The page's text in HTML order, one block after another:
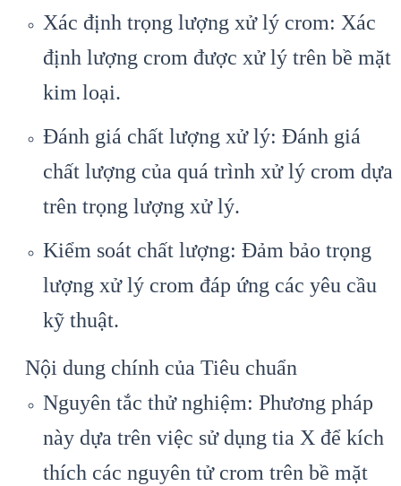
Xác định trọng lượng xử lý crom: Xác
định lượng crom được xử lý trên bề mặt
kim loại.
Đánh giá chất lượng xử lý: Đánh giá
chất lượng của quá trình xử lý crom dựa
trên trọng lượng xử lý.
Kiểm soát chất lượng: Đảm bảo trọng
lượng xử lý crom đáp ứng các yêu cầu
kỹ thuật.
Nội dung chính của Tiêu chuẩn
Nguyên tắc thử nghiệm: Phương pháp
này dựa trên việc sử dụng tia X để kích
thích các nguyên tử crom trên bề mặt